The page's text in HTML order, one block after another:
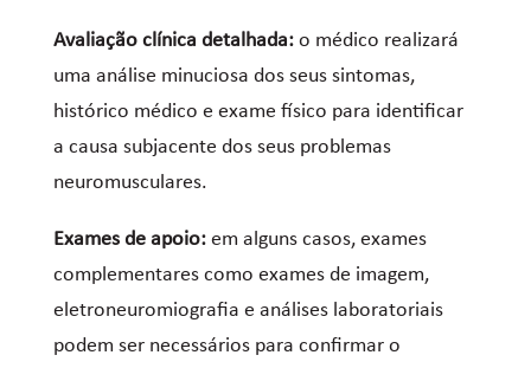
Avaliação clínica detalhada:o médico realizará
uma análise minuciosa dos seus sintomas,
histórico médico e exame físico para identificar
a causa subjacente dos seus problemas
neuromusculares.
Exames de apoio:em alguns casos, exames
complementares como exames de imagem,
eletroneuromiografia e análises laboratoriais
podem ser necessários para confirmar o